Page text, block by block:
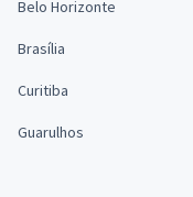
Belo Horizonte
Brasília
Curitiba
Guarulhos